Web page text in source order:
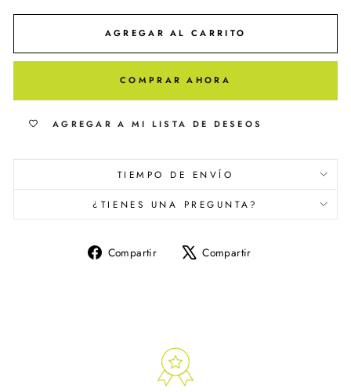
AGREGAR AL CARRITO
COMPRAR AHORA
AGREGAR A MI LISTA DE DESEOS
TIEMPO DE ENVÍO
¿TIENES UNA PREGUNTA?
Compartir
CompartirCompartir